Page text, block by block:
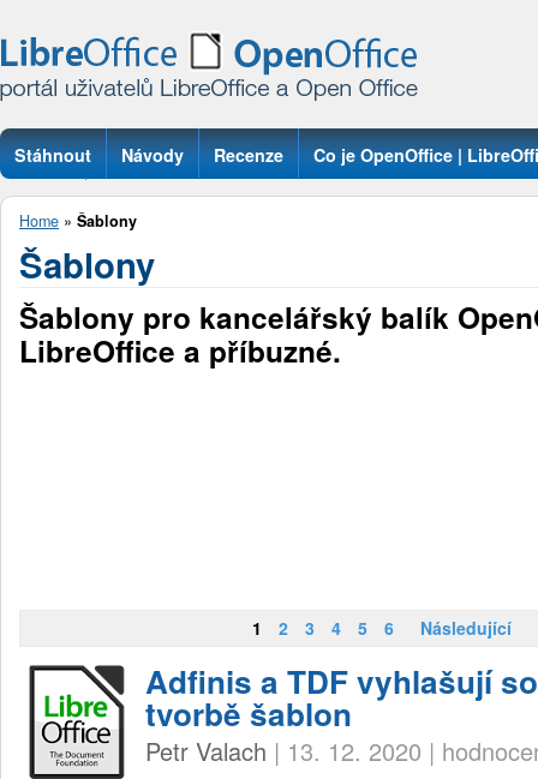
Stáhnout Návody Recenze Co je OpenOffice |
Otázky
Home » Šablony
Šablony
Šablony pro kancelářský balík
LibreOffice a příbuzné.
1 2 3 4 5 6 Následující
Adfinis a TDF vyhlašují
tvorbě šablon
Petr Valach | 13. 12. 2020 |